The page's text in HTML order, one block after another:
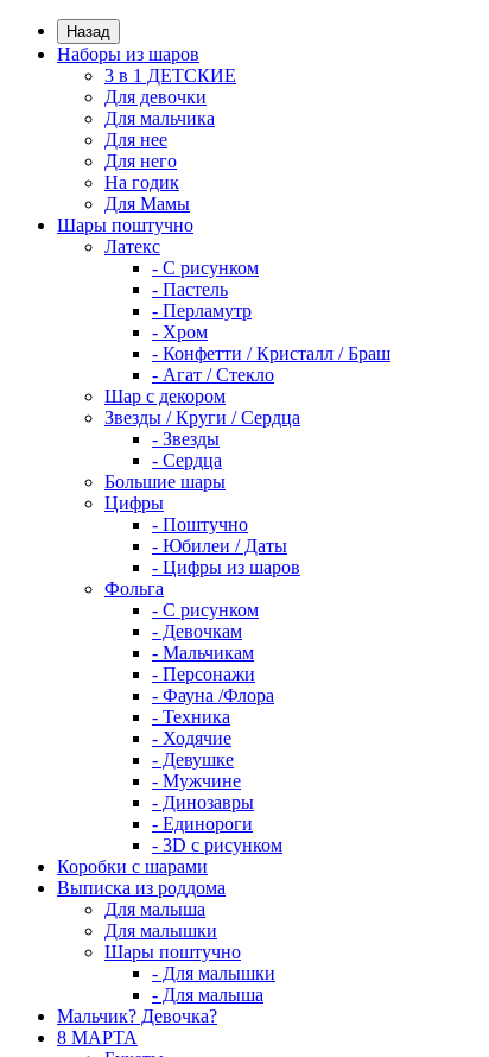
Назад
Наборы из шаров
3 в 1 ДЕТСКИЕ
Для девочки
Для мальчика
Для нее
Для него
На годик
Для Мамы
Шары поштучно
Латекс
- С рисунком
- Пастель
- Перламутр
- Хром
- Конфетти / Кристалл / Браш
- Агат / Стекло
Шар с декором
Звезды / Круги / Сердца
- Звезды
- Сердца
Большие шары
Цифры
- Поштучно
- Юбилеи / Даты
- Цифры из шаров
Фольга
- C рисунком
- Девочкам
- Мальчикам
- Персонажи
- Фауна /Флора
- Техника
- Ходячие
- Девушке
- Мужчине
- Динозавры
- Единороги
- 3D с рисунком
Коробки с шарами
Выписка из роддома
Для малыша
Для малышки
Шары поштучно
- Для малышки
- Для малыша
Мальчик? Девочка?
8 МАРТА